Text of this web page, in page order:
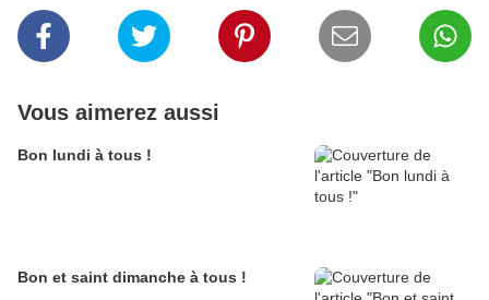
Vous aimerez aussi
Bon lundi à tous !
Bon et saint dimanche à tous !